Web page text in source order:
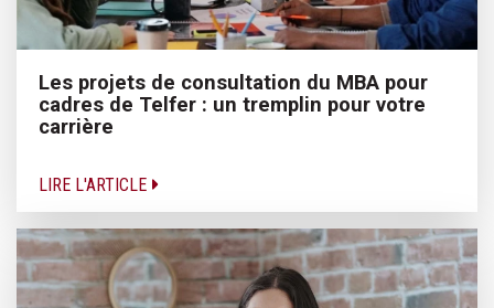
Les projets de consultation du MBA pour
cadres de Telfer : un tremplin pour votre
carrière
LIRE L'ARTICLE